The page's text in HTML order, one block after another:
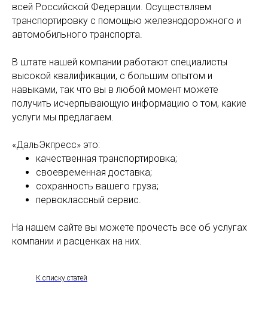
всей Российской Федерации. Осуществляем
транспортировку с помощью железнодорожного и
автомобильного транспорта.
В штате нашей компании работают специалисты
высокой квалификации, с большим опытом и
навыками, так что вы в любой момент можете
получить исчерпывающую информацию о том, какие
услуги мы предлагаем.
«ДальЭкпресс» это:
качественная транспортировка;
своевременная доставка;
сохранность вашего груза;
первоклассный сервис.
На нашем сайте вы можете прочесть все об услугах
компании и расценках на них.
К списку статей